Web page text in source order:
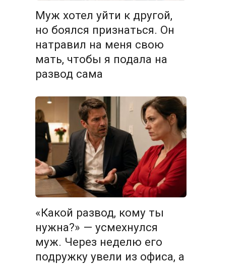
Муж хотел уйти к другой,
но боялся признаться. Он
натравил на меня свою
мать, чтобы я подала на
развод сама
«Какой развод, кому ты
нужна?» — усмехнулся
муж. Через неделю его
подружку увели из офиса, а